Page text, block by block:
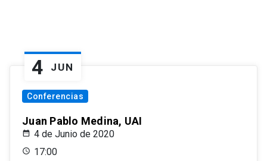
4 JUN
Conferencias
Juan Pablo Medina, UAI
4 de Junio de 2020
17:00